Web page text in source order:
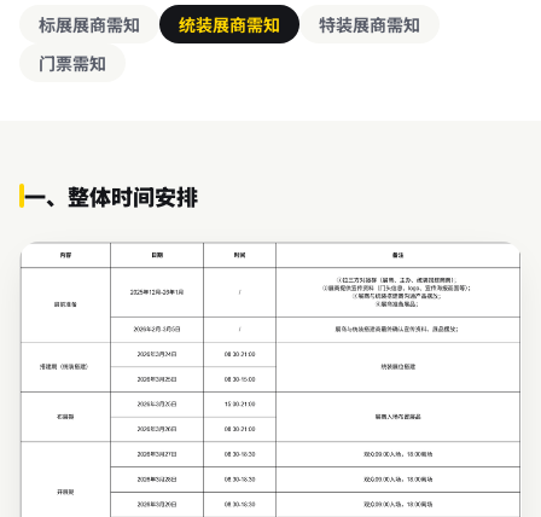
标展展商需知 统装展商需知
特装展商需知
门票需知
一、整体时间安排